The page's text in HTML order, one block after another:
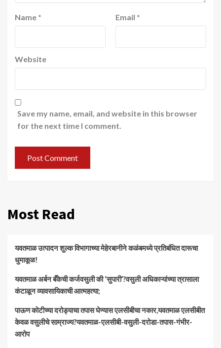
Name * Email *
Website
Save my name, email, and website in this browser
for the next time I comment.
Most Read
यवतमाळ उत्पादन शुल्क विभागाच्या मेहेरबानीने कळंबमध्ये प्रतिबंधित दारूचा
धुमाकूळ!
​यवतमाळ अर्बन बँकेची कर्जवसुली की ‘सुपारी’?वसुली अधिकाऱ्यांच्या त्रासाला
कंटाळून व्यावसायिकाची आत्महत्या;
पाऊण कोटीच्या दरोड्याचा तपास घेण्यास एलसीबीचा नकार,यवतमाळ एलसीबीत
केवळ वसुलीचे साम्राज्य?यवतमाळ-एलसीबी-वसुली-दरोडा-तपास-गंभीर-
आरोप